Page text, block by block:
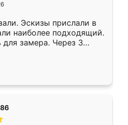
Эскизы прислали в
наиболее подходящий.
для замера. Через 3
уже готова. Остались
Спасибо Ренессанс
работу!